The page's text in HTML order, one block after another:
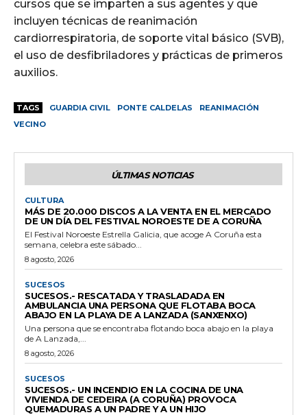
cursos que se imparten a sus agentes y que
incluyen técnicas de reanimación
cardiorrespiratoria, de soporte vital básico (SVB),
el uso de desfibriladores y prácticas de primeros
auxilios.
TAGS GUARDIA CIVIL PONTE CALDELAS
REANIMACIÓN
VECINO
ÚLTIMAS NOTICIAS
CULTURA
MÁS DE 20.000 DISCOS A LA VENTA EN EL MERCADO
DE UN DÍA DEL FESTIVAL NOROESTE DE A CORUÑA
El Festival Noroeste Estrella Galicia, que acoge A Coruña esta
semana, celebra este sábado...
8 agosto, 2026
SUCESOS
SUCESOS.- RESCATADA Y TRASLADADA EN
AMBULANCIA UNA PERSONA QUE FLOTABA BOCA
ABAJO EN LA PLAYA DE A LANZADA (SANXENXO)
Una persona que se encontraba flotando boca abajo en la playa
de A Lanzada,...
8 agosto, 2026
SUCESOS
SUCESOS.- UN INCENDIO EN LA COCINA DE UNA
VIVIENDA DE CEDEIRA (A CORUÑA) PROVOCA
QUEMADURAS A UN PADRE Y A UN HIJO